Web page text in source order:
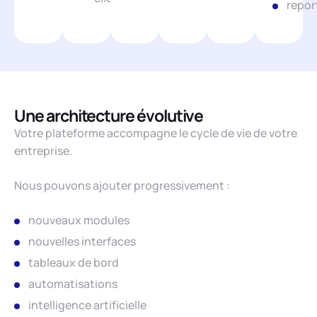
Une architecture évolutive
Votre plateforme accompagne le cycle de vie de votre
entreprise.
Nous pouvons ajouter progressivement :
nouveaux modules
nouvelles interfaces
tableaux de bord
automatisations
intelligence artificielle